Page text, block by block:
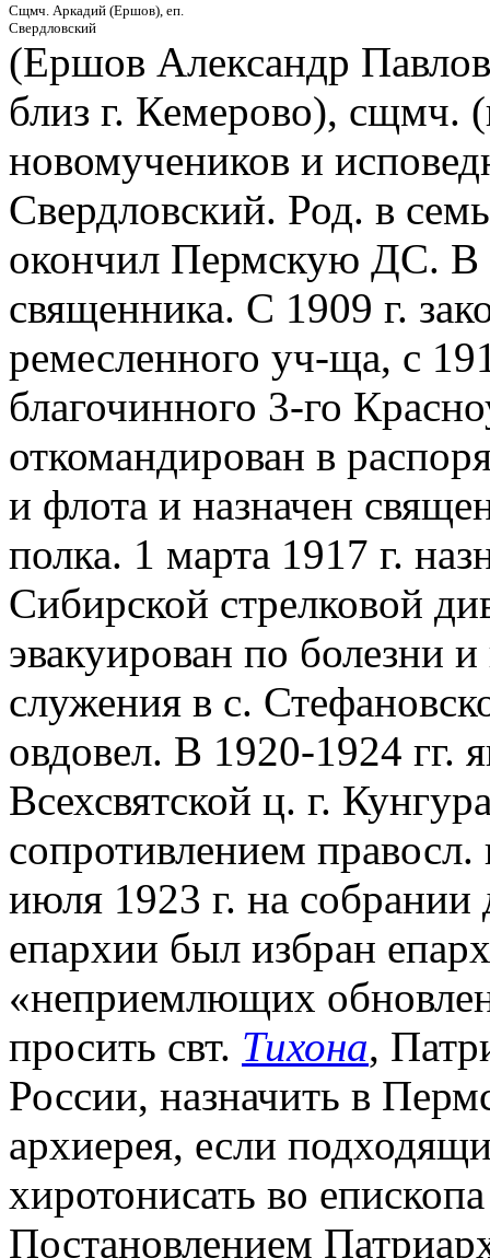
Сщмч. Аркадий (Ершов), еп.
Свердловский
(Ершов Александр
близ г. Кемерово), сщмч.
новомучеников и
Свердловский. Род. в
окончил Пермскую ДС. В
священника. С 1909 г.
ремесленного уч-ща, с
благочинного 3-го
откомандирован в
и флота и назначен
полка. 1 марта 1917 г.
Сибирской стрелковой
эвакуирован по болезни
служения в с.
овдовел. В 1920-1924 гг.
Всехсвятской ц. г.
сопротивлением
июля 1923 г. на
епархии был избран
«неприемлющих
просить свт. Тихона,
России, назначить в
архиерея, если
хиротонисать во
Постановлением